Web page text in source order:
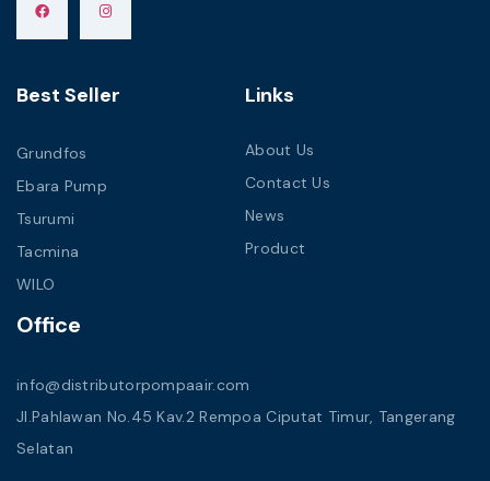
Best Seller
Grundfos
Ebara Pump
Tsurumi
Tacmina
WILO
Links
About Us
Contact Us
News
Product
Office
info@distributorpompaair.com
Jl.Pahlawan No.45 Kav.2 Rempoa Ciputat Timur, Tangerang
Selatan